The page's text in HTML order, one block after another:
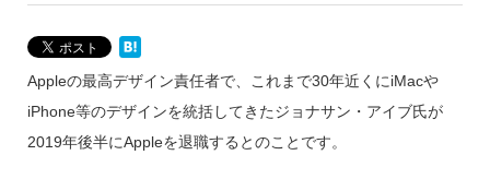
Appleの最高デザイン責任者で、これまで30年近くにiMacや
iPhone等のデザインを統括してきたジョナサン・アイブ氏が
2019年後半にAppleを退職するとのことです。